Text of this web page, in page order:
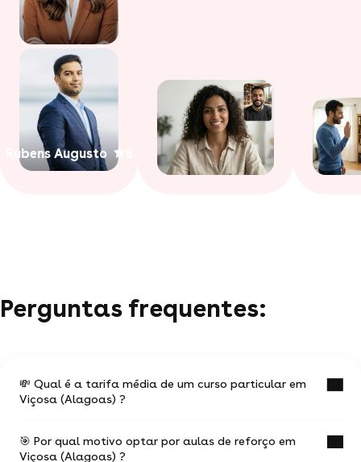
Rubens Augusto
Perguntas frequentes:
💸 Qual é a tarifa média de um curso particular em
Viçosa (Alagoas) ?
O valor médio de uma aula particular
🎯 Por qual motivo optar por aulas de reforço em
Viçosa (Alagoas) ?